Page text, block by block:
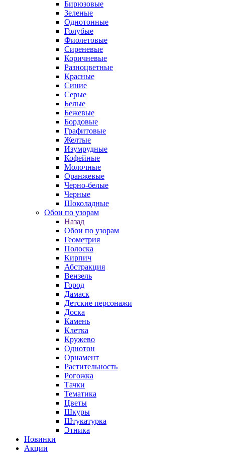
Бирюзовые
Зеленые
Однотонные
Голубые
Фиолетовые
Сиреневые
Коричневые
Разноцветные
Красные
Синие
Серые
Белые
Бежевые
Бордовые
Графитовые
Желтые
Изумрудные
Кофейные
Молочные
Оранжевые
Черно-белые
Черные
Шоколадные
Обои по узорам
Назад
Обои по узорам
Геометрия
Полоска
Кирпич
Абстракция
Вензель
Город
Дамаск
Детские персонажи
Доска
Камень
Клетка
Кружево
Однотон
Орнамент
Растительность
Рогожка
Тачки
Тематика
Цветы
Шкуры
Штукатурка
Этника
Новинки
Акции